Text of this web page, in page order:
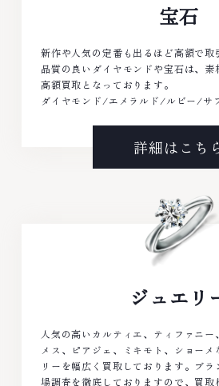
宝石
新作や人気の定番も出るほど高額で取
品質の良いダイヤモンドや宝石は、素
高額買取となっております。
ダイヤモンド/エメラルド/ルビー/サ
詳細はこち
ジュエリ
人気の高いカルティエ、ティファニ
メス、ピアジェ、ミキモト、ショー
リーを幅広く買取しております。ブ
場調査を徹底しておりますので、買取